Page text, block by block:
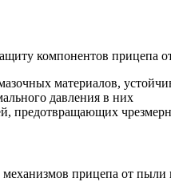
компонентов прицепа
материалов,
давления в них
предотвращающих
прицепа от